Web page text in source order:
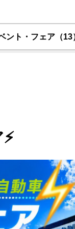
ント・フェア（13